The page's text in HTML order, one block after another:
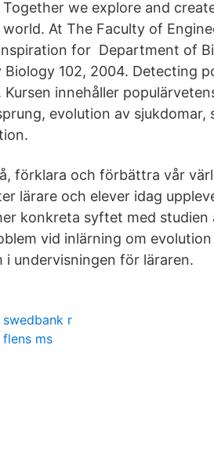
Together we explore and
world. At The Faculty of
for Department of
102, 2004. Detecting
innehåller
evolution av sjukdomar,
förklara och förbättra vår
lärare och elever idag
konkreta syftet med studien
vid inlärning om
undervisningen för läraren.
swedbank r
flens ms